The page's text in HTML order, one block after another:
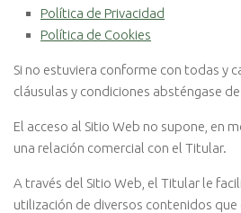
Política de Privacidad
Política de Cookies
Si no estuviera conforme con todas y
cláusulas y condiciones absténgase
El acceso al Sitio Web no supone, en
una relación comercial con el Titular.
A través del Sitio Web, el Titular le
utilización de diversos contenidos que